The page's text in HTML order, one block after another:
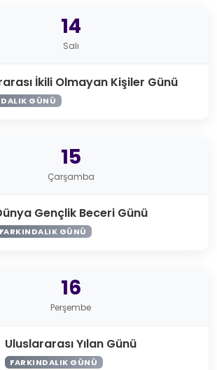
14
Salı
İkili Olmayan Kişiler Günü
GÜNÜ
15
Çarşamba
Gençlik Beceri Günü
FARKINDALIK GÜNÜ
16
Perşembe
Uluslararası Yılan Günü
FARKINDALIK GÜNÜ